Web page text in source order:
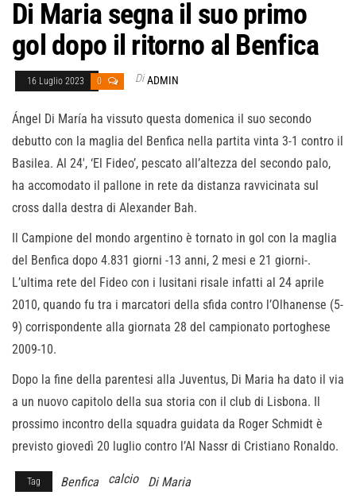
Di Maria segna il suo primo
gol dopo il ritorno al Benfica
16 Luglio 2023 0 Di ADMIN
Ángel Di María ha vissuto questa domenica il suo secondo
debutto con la maglia del Benfica nella partita vinta 3-1 contro il
Basilea. Al 24′, ‘El Fideo’, pescato all’altezza del secondo palo,
ha accomodato il pallone in rete da distanza ravvicinata sul
cross dalla destra di Alexander Bah.
Il Campione del mondo argentino è tornato in gol con la maglia
del Benfica dopo 4.831 giorni -13 anni, 2 mesi e 21 giorni-.
L’ultima rete del Fideo con i lusitani risale infatti al 24 aprile
2010, quando fu tra i marcatori della sfida contro l’Olhanense (5-
9) corrispondente alla giornata 28 del campionato portoghese
2009-10.
Dopo la fine della parentesi alla Juventus, Di Maria ha dato il via
a un nuovo capitolo della sua storia con il club di Lisbona. Il
prossimo incontro della squadra guidata da Roger Schmidt è
previsto giovedì 20 luglio contro l’Al Nassr di Cristiano Ronaldo.
Tag Benfica calcio Di Maria